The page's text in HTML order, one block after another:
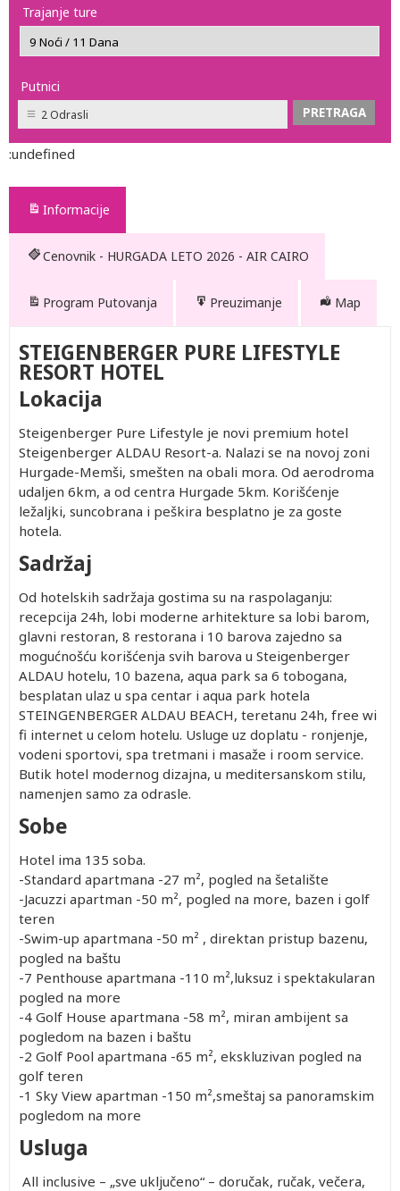
Trajanje ture
Putnici
2 Odrasli
:undefined
Informacije
Cenovnik - HURGADA LETO 2026 - AIR CAIRO
Program Putovanja Preuzimanje Map
STEIGENBERGER PURE LIFESTYLE
RESORT HOTEL
Lokacija
Steigenberger Pure Lifestyle je novi premium hotel
Steigenberger ALDAU Resort-a. Nalazi se na novoj zoni
Hurgade-Memši, smešten na obali mora. Od aerodroma
udaljen 6km, a od centra Hurgade 5km. Korišćenje
ležaljki, suncobrana i peškira besplatno je za goste
hotela.
Sadržaj
Od hotelskih sadržaja gostima su na raspolaganju:
recepcija 24h, lobi moderne arhitekture sa lobi barom,
glavni restoran, 8 restorana i 10 barova zajedno sa
mogućnošću korišćenja svih barova u Steigenberger
ALDAU hotelu, 10 bazena, aqua park sa 6 tobogana,
besplatan ulaz u spa centar i aqua park hotela
STEINGENBERGER ALDAU BEACH, teretanu 24h, free wi
fi internet u celom hotelu. Usluge uz doplatu - ronjenje,
vodeni sportovi, spa tretmani i masaže i room service.
Butik hotel modernog dizajna, u meditersanskom stilu,
namenjen samo za odrasle.
Sobe
Hotel ima 135 soba.
-Standard apartmana -27 m², pogled na šetalište
-Jacuzzi apartman -50 m², pogled na more, bazen i golf
teren
-Swim-up apartmana -50 m² , direktan pristup bazenu,
pogled na baštu
-7 Penthouse apartmana -110 m²,luksuz i spektakularan
pogled na more
-4 Golf House apartmana -58 m², miran ambijent sa
pogledom na bazen i baštu
-2 Golf Pool apartmana -65 m², ekskluzivan pogled na
golf teren
-1 Sky View apartman -150 m²,smeštaj sa panoramskim
pogledom na more
Usluga
All inclusive – „sve uključeno“ – doručak, ručak, večera,